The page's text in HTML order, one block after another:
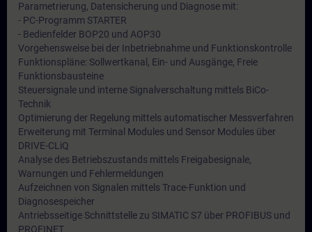
Parametrierung, Datensicherung und Diagnose mit:
- PC-Programm STARTER
- Bedienfelder BOP20 und AOP30
Vorgehensweise bei der Inbetriebnahme und Funktionskontrolle
Funktionspläne: Sollwertkanal, Ein- und Ausgänge, Freie
Funktionsbausteine
Steuersignale und interne Signalverschaltung mittels BiCo-
Technik
Optimierung der Regelung mittels automatischer Messverfahren
Erweiterung mit Terminal Modules und Sensor Modules über
DRIVE-CLiQ
Analyse des Betriebszustands mittels Freigabesignale,
Warnungen und Fehlermeldungen
Aufzeichnen von Signalen mittels Trace-Funktion und
Diagnosespeicher
Antriebsseitige Schnittstelle zu SIMATIC S7 über PROFIBUS und
PROFINET